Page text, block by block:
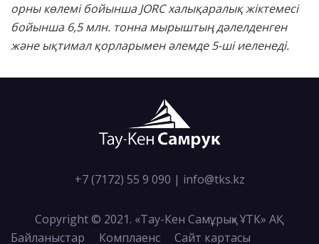
орны көлемі бойынша JORC халықаралық жіктемесі
бойынша 6,5 млн. тонна мырыштың дәлелденген
және ықтимал қорларымен әлемде 5-ші иеленеді.
+7 (7172) 55 9 090 | info@tks.kz
Copyright © 2021. «Тау-Кен Самұрық» ҰТК» АҚ
Байланыстар
Комплаенс Сайт картасы